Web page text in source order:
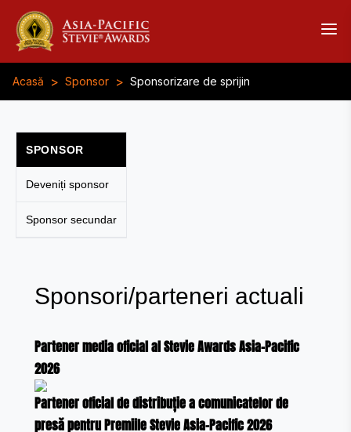
Acasă > Sponsor > Sponsorizare de sprijin
SPONSOR
Deveniți sponsor
Sponsor secundar
Sponsori/parteneri actuali
Partener media oficial al Stevie Awards Asia-Pacific
2026
Partener oficial de distribuție a comunicatelor de
presă pentru Premiile Stevie Asia-Pacific 2026